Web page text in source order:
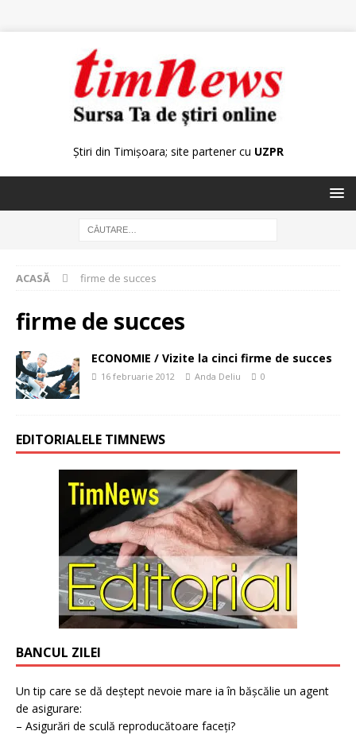
Știri din Timișoara; site partener cu UZPR
ACASĂ firme de succes
firme de succes
ECONOMIE / Vizite la cinci firme de succes
16 februarie 2012 Anda Deliu 0
EDITORIALELE TIMNEWS
BANCUL ZILEI
Un tip care se dă deștept nevoie mare ia în bășcălie un agent
de asigurare:
– Asigurări de sculă reproducătoare faceți?